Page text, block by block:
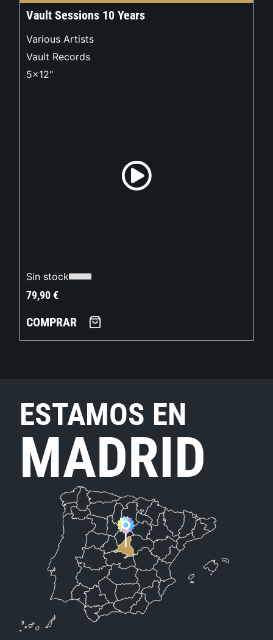
Vault Sessions 10 Years
Various Artists
Vault Records
5x12"
Sin stock
79,90€
COMPRAR
ESTAMOS EN
MADRID